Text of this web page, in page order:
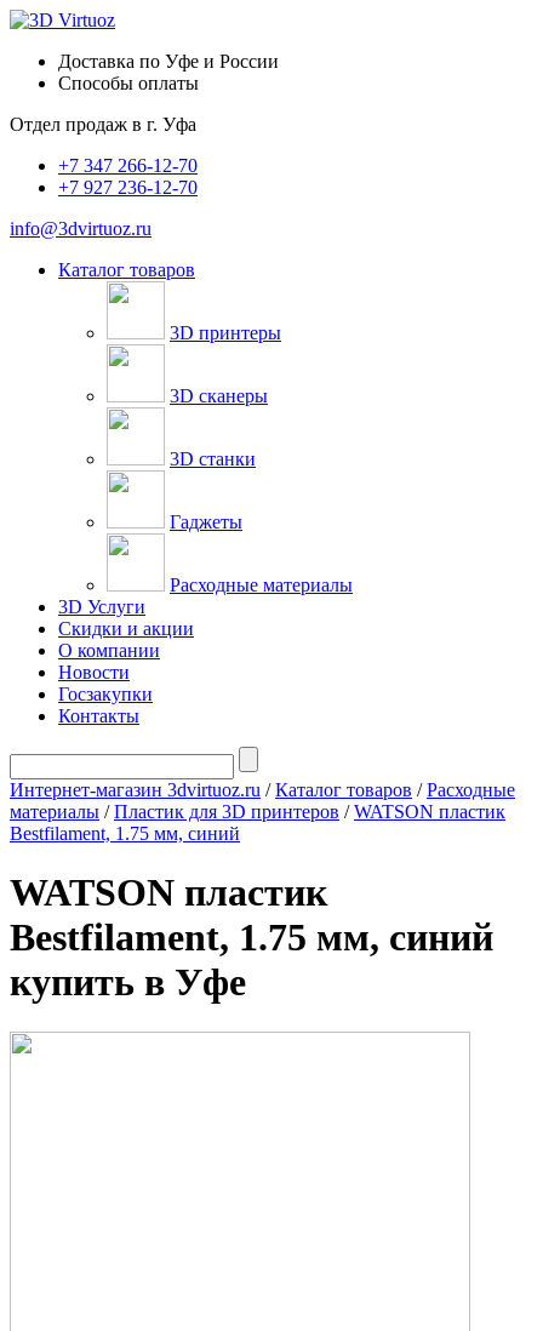
Доставка по Уфе и России
Способы оплаты
Отдел продаж в г. Уфа
+7 347 266-12-70
+7 927 236-12-70
info@3dvirtuoz.ru
Каталог товаров
3D принтеры
3D сканеры
3D станки
Гаджеты
Расходные материалы
3D Услуги
Скидки и акции
О компании
Новости
Госзакупки
Контакты
Интернет-магазин 3dvirtuoz.ru /Каталог товаров /Расходные
материалы /Пластик для 3D принтеров /WATSON пластик
Bestfilament, 1.75 мм, синий
WATSON пластик
Bestfilament, 1.75 мм, синий
купить в Уфе